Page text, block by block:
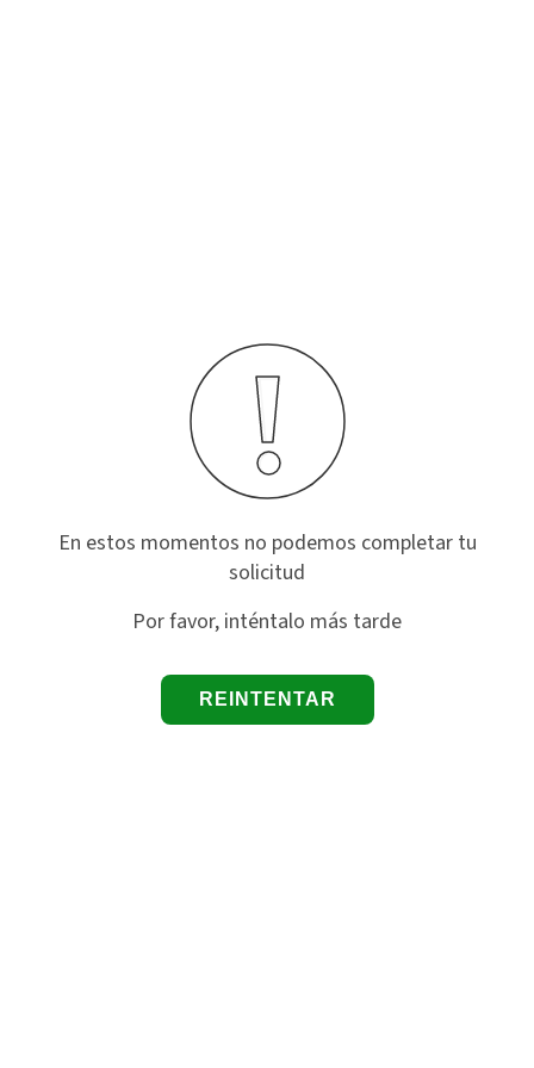
En estos momentos no podemos completar tu
solicitud
Por favor, inténtalo más tarde
REINTENTAR